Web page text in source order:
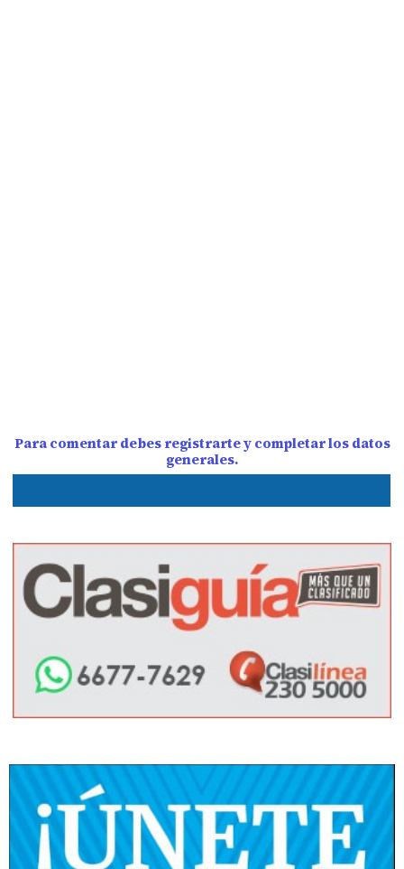
Para comentar debes registrarte y completar los datos
generales.